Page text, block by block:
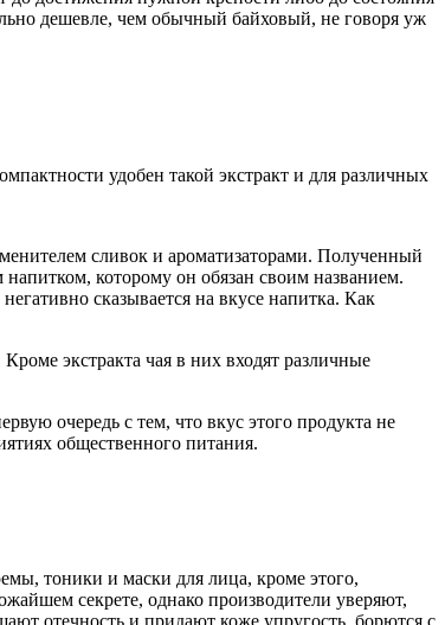
дешевле, чем обычный байховый, не говоря уж
удобен такой экстракт и для различных
сливок и ароматизаторами. Полученный
которому он обязан своим названием.
сказывается на вкусе напитка. Как
экстракта чая в них входят различные
очередь с тем, что вкус этого продукта не
общественного питания.
тоники и маски для лица, кроме этого,
секрете, однако производители уверяют,
отечность и придают коже упругость, борются с